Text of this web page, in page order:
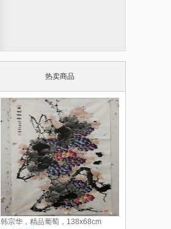
热卖商品
韩宗华，精品葡萄，138x68cm